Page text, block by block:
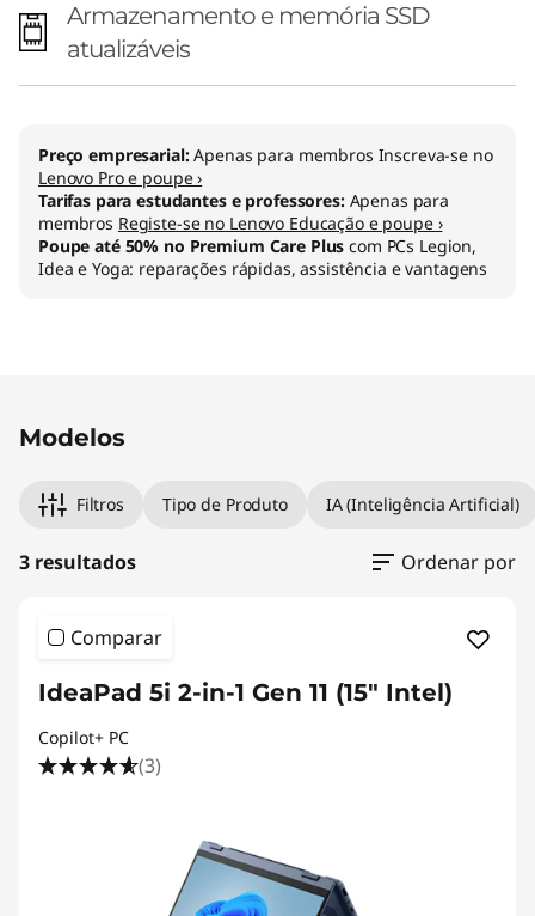
Armazenamento e memória SSD
atualizáveis
Preço empresarial:Apenas para membros Inscreva-se no
Lenovo Pro e poupe ›
Tarifas para estudantes e professores: Apenas para
membros Registe-se no Lenovo Educação e poupe ›
Poupe até 50% no Premium Care Plus com PCs Legion,
Idea e Yoga: reparações rápidas, assistência e vantagens
Modelos
Filtros Tipo de Produto IA (Inteligência Artificial)
3 resultados Ordenar por
Comparar
IdeaPad 5i 2-in-1 Gen 11 (15" Intel)
Copilot+ PC
(3)